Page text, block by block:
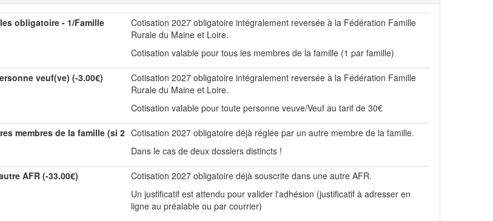
obligatoire - 1/Famille
Cotisation 2027 obligatoire intégralement reversée à la Fédération Famille
Rurale du Maine et Loire.
Cotisation valable pour tous les membres de la famille (1 par famille)
veuf(ve) (-3.00€)
Cotisation 2027 obligatoire intégralement reversée à la Fédération Famille
Rurale du Maine et Loire.
Cotisation valable pour toute personne veuve/Veuf au tarif de 30€
membres de la famille (si 2 Cotisation 2027 obligatoire déjà réglée par un autre membre de la famille.
Dans le cas de deux dossiers distincts !
AFR (-33.00€)
Cotisation 2027 obligatoire déjà souscrite dans une autre AFR.
Un justificatif est attendu pour valider l'adhésion (justificatif à adresser en
ligne au préalable ou par courrier)